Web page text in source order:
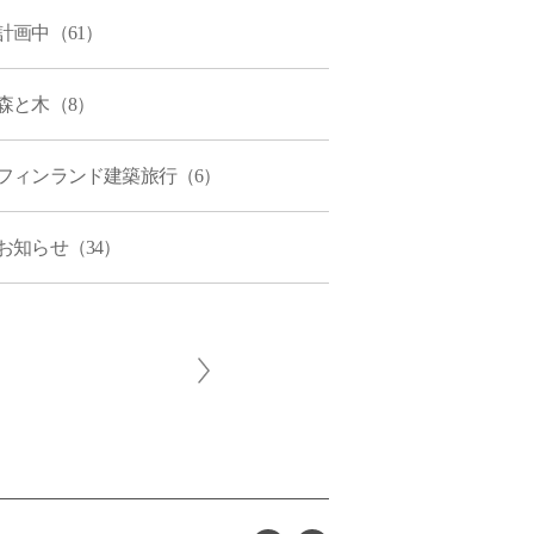
画中（61）
と木（8）
ィンランド建築旅行（6）
知らせ（34）